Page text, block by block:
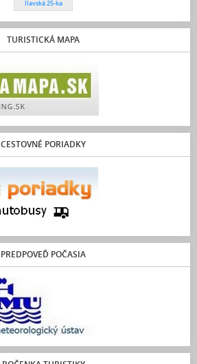
Ilavská 25-ka
TURISTICKÁ MAPA
CESTOVNÉ PORIADKY
PREDPOVEĎ POČASIA